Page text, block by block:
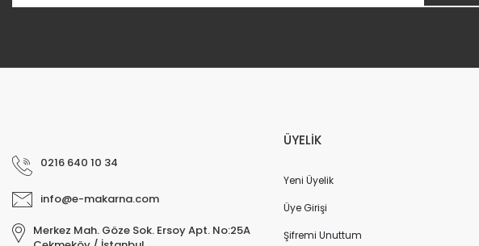
0216 640 10 34
info@e-makarna.com
Merkez Mah. Göze Sok. Ersoy Apt. No:25A
ÜYELİK
Yeni Üyelik
Üye Girişi
Şifremi Unuttum